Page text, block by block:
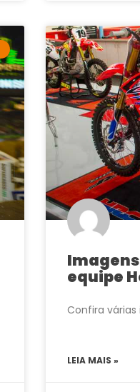
equipe
Confira várias
LEIA MAIS »